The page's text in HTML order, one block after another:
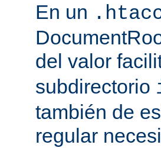
En un
del valor
subdirectorio
también de
regular